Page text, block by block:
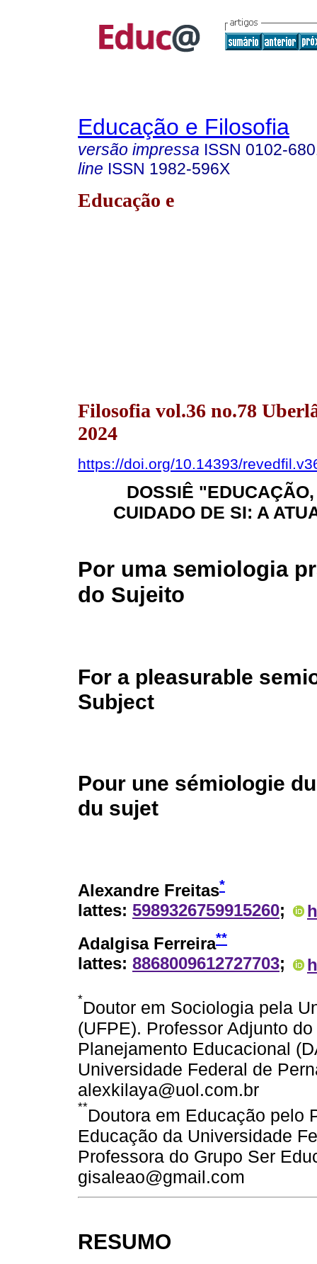
Educação e Filosofia
versão impressa ISSN 0102-
line ISSN 1982-596X
Educação e
Filosofia vol.36 no.78
2024
https://doi.org/10.14393/
DOSSIÊ
CUIDADO DE SI: A
Por uma semiologia
do Sujeito
For a pleasurable
Subject
Pour une sémiologie
du sujet
Alexandre Freitas*
lattes: 5989326759915260;
Adalgisa Ferreira**
lattes: 8868009612727703;
*Doutor em Sociologia pela
(UFPE). Professor Adjunto
Planejamento Educacional
Universidade Federal de
alexkilaya@uol.com.br
**Doutora em Educação pelo
Educação da Universidade
Professora do Grupo Ser
gisaleao@gmail.com
RESUMO